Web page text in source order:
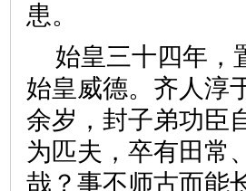
患。
始皇三十四年，
始皇威德。齐人淳
余岁，封子弟功臣
为匹夫，卒有田常
哉？事不师古而能